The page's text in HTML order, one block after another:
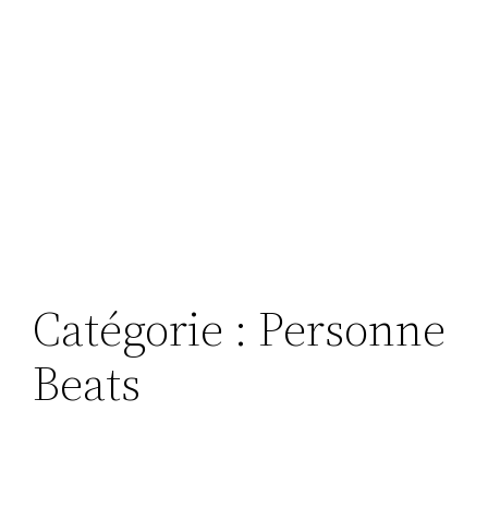
Catégorie : Personne
Beats